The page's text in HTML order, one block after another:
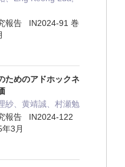
報告 IN2024-91 巻
ためのアドホックネ
紗、黄靖誠、村瀬勉
報告 IN2024-122
3月